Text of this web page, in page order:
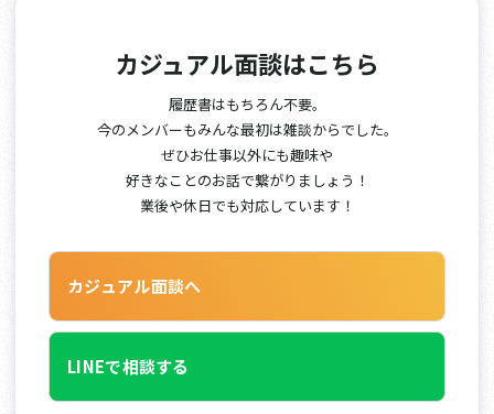
カジュアル面談はこちら
履歴書はもちろん不要。
今のメンバーもみんな最初は雑談からでした。
ぜひお仕事以外にも趣味や
好きなことのお話で繋がりましょう！
業後や休日でも対応しています！
カジュアル面談へ
LINEで相談する